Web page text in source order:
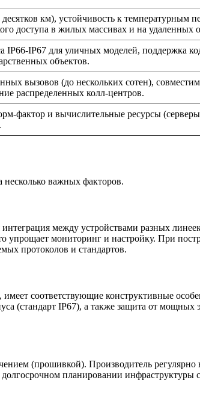
км), устойчивость к температурным
доступа в жилых массивах и на удаленных
IP66-IP67 для уличных моделей, поддержка
объектов.
вызовов (до нескольких сотен),
распределенных колл-центров.
фактор и вычислительные ресурсы
важных факторов.
между устройствами разных
мониторинг и настройку. При
протоколов и стандартов.
соответствующие конструктивные
(стандарт IP67), а также защита от мощных
(прошивкой). Производитель регулярно
планировании инфраструктуры